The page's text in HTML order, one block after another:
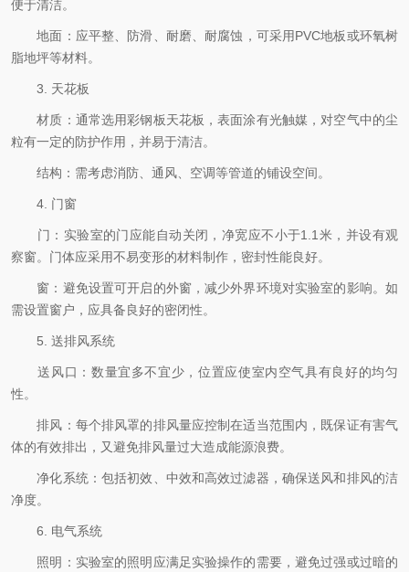
便于清洁。
地面：应平整、防滑、耐磨、耐腐蚀，可采用PVC地板或环氧树
脂地坪等材料。
3. 天花板
材质：通常选用彩钢板天花板，表面涂有光触媒，对空气中的尘
粒有一定的防护作用，并易于清洁。
结构：需考虑消防、通风、空调等管道的铺设空间。
4. 门窗
门：实验室的门应能自动关闭，净宽应不小于1.1米，并设有观
察窗。门体应采用不易变形的材料制作，密封性能良好。
窗：避免设置可开启的外窗，减少外界环境对实验室的影响。如
需设置窗户，应具备良好的密闭性。
5. 送排风系统
送风口：数量宜多不宜少，位置应使室内空气具有良好的均匀
性。
排风：每个排风罩的排风量应控制在适当范围内，既保证有害气
体的有效排出，又避免排风量过大造成能源浪费。
净化系统：包括初效、中效和高效过滤器，确保送风和排风的洁
净度。
6. 电气系统
照明：实验室的照明应满足实验操作的需要，避免过强或过暗的